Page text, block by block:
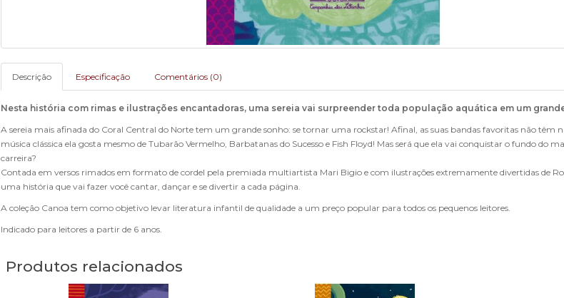
Descrição Especificação Comentários (0)
Nesta história com rimas e ilustrações encantadoras, uma sereia vai surpreender toda população aquática em um
A sereia mais afinada do Coral Central do Norte tem um grande sonho: se tornar uma rockstar! Afinal, as suas bandas favoritas não têm
música clássica ela gosta mesmo de Tubarão Vermelho, Barbatanas do Sucesso e Fish Floyd! Mas será que ela vai conquistar o fundo do
carreira?
Contada em versos rimados em formato de cordel pela premiada multiartista Mari Bigio e com ilustrações extremamente divertidas de
uma história que vai fazer você cantar, dançar e se divertir a cada página.
A coleção Canoa tem como objetivo levar literatura infantil de qualidade a um preço popular para todos os pequenos leitores.
Indicado para leitores a partir de 6 anos.
Produtos relacionados